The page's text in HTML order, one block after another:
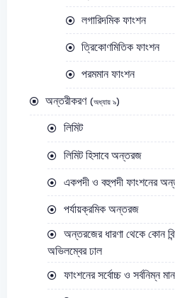
লগারিদমিক ফাংশন
ত্রিকোণমিতিক ফাংশন
পরমমান ফাংশন
অন্তরীকরণ (অধ্যায় ৯)
লিমিট
লিমিট হিসাবে অন্তরজ
একপদী ও বহুপদী ফাংশনের
পর্যায়ক্রমিক অন্তরজ
অন্তরজের ধারণা থেকে কোন
অভিলম্বের ঢাল
ফাংশনের সর্বোচ্চ ও সর্বনিম্ন মান